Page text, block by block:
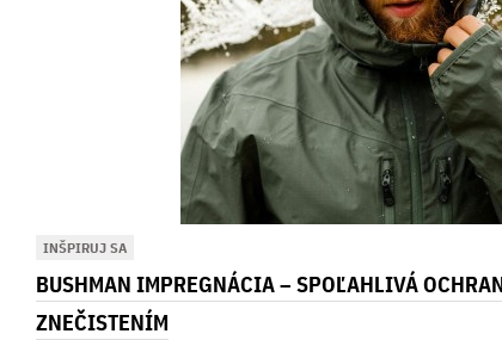
INŠPIRUJ SA
BUSHMAN IMPREGNÁCIA – SPOĽAHLIVÁ
ZNEČISTENÍM